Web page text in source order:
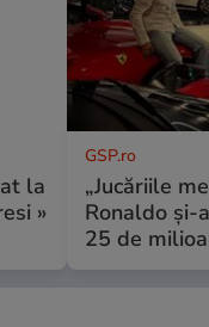
la
»
GSP.ro
„Jucăriile
Ronaldo și-
25 de